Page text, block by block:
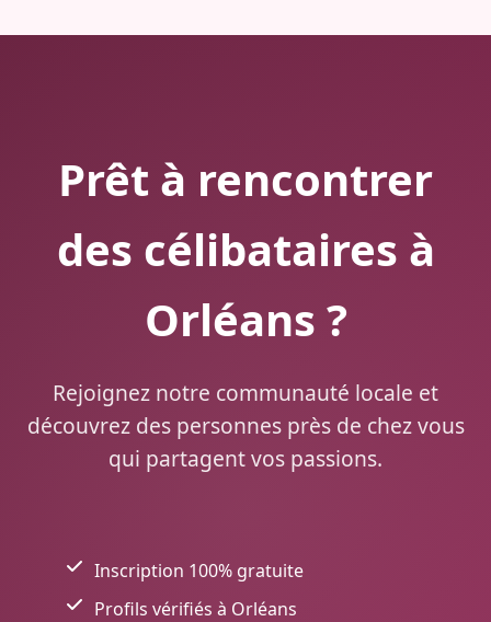
Prêt à rencontrer
des célibataires à
Orléans ?
Rejoignez notre communauté locale et
découvrez des personnes près de chez vous
qui partagent vos passions.
Inscription 100% gratuite
Profils vérifiés à Orléans